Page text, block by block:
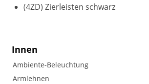
(4ZD) Zierleisten schwarz
Innen
Ambiente-Beleuchtung
Armlehnen